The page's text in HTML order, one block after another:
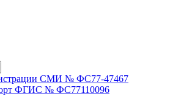
СМИ № ФС77-47467
ФГИС № ФС77110096